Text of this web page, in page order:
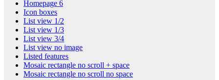
Homepage 6
Icon boxes
List view 1/2
List view 1/3
List view 3/4
List view no image
Listed features
Mosaic rectangle no scroll + space
Mosaic rectangle no scroll no space